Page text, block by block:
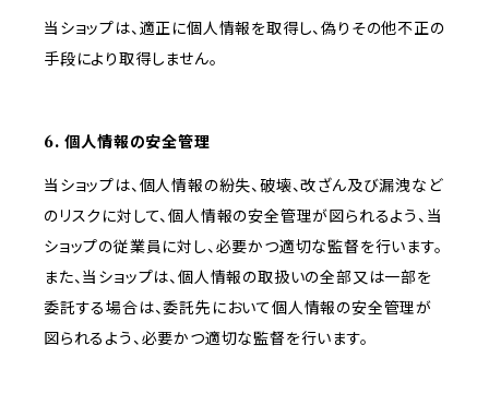
当ショップは、適正に個人情報を取得し、偽りその他不正の
手段により取得しません。
6. 個人情報の安全管理
当ショップは、個人情報の紛失、破壊、改ざん及び漏洩など
のリスクに対して、個人情報の安全管理が図られるよう、当
ショップの従業員に対し、必要かつ適切な監督を行います。
また、当ショップは、個人情報の取扱いの全部又は一部を
委託する場合は、委託先において個人情報の安全管理が
図られるよう、必要かつ適切な監督を行います。